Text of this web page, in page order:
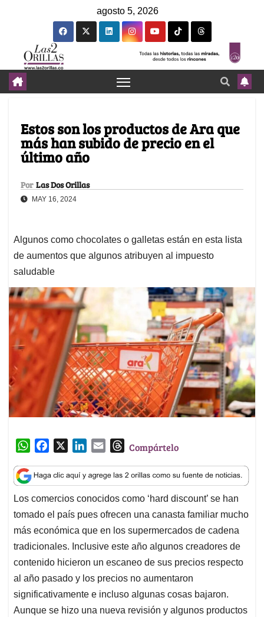
agosto 5, 2026
Estos son los productos de Ara que
más han subido de precio en el
último año
Por Las Dos Orillas
MAY 16, 2024
Algunos como chocolates o galletas están en esta lista
de aumentos que algunos atribuyen al impuesto
saludable
W
a
t
s
A
p
p
c
e
b
o
o
k
n
k
e
d
I
n
a
i
l
T
r
e
a
d
s
Compártelo
Los comercios conocidos como ‘hard discount’ se han
tomado el país pues ofrecen una canasta familiar mucho
más económica que en los supermercados de cadena
tradicionales. Inclusive este año algunos creadores de
contenido hicieron un escaneo de sus precios respecto
al año pasado y los precios no aumentaron
significativamente e incluso algunas cosas bajaron.
Aunque se hizo una nueva revisión y algunos productos